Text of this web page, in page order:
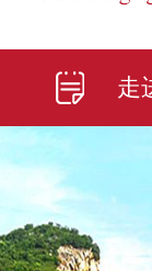
走